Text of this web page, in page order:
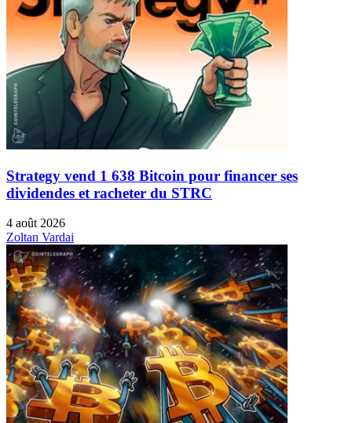
Strategy vend 1 638 Bitcoin pour financer ses
dividendes et racheter du STRC
4 août 2026
Zoltan Vardai